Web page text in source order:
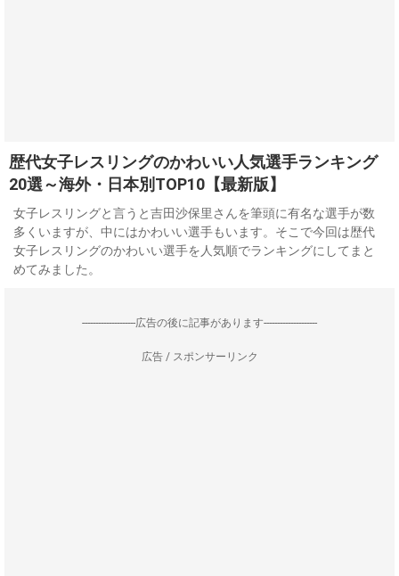
歴代女子レスリングのかわいい人気選手ランキング
20選～海外・日本別TOP10【最新版】
女子レスリングと言うと吉田沙保里さんを筆頭に有名な選手が数
多くいますが、中にはかわいい選手もいます。そこで今回は歴代
女子レスリングのかわいい選手を人気順でランキングにしてまと
めてみました。
--------------------広告の後に記事があります--------------------
広告 / スポンサーリンク